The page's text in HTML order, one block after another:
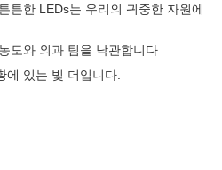
튼한 LEDs는 우리의 귀중한 자원에
도와 외과 팀을 낙관합니다
에 있는 빛 더입니다.